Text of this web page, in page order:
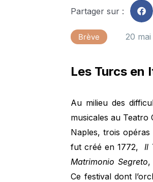
Partager sur :
Brève 20
Les Turcs en
Au milieu des
musicales au
Naples, trois
fut créé en 1772,Il
Matrimonio Segreto,
Ce festival dont